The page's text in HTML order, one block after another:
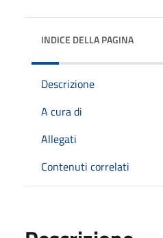
INDICE DELLA PAGINA
Descrizione
A cura di
Allegati
Contenuti correlati